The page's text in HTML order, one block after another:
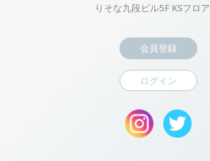
りそな九段ビル5F KSフロア
会員登録
ログイン